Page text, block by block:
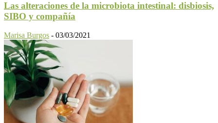
Las alteraciones de la microbiota intestinal: disbiosis,
SIBO y compañía
Marisa Burgos - 03/03/2021